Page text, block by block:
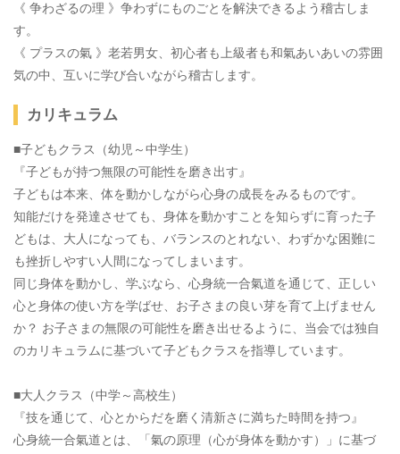
《 争わざるの理 》争わずにものごとを解決できるよう稽古しま
す。
《 プラスの氣 》老若男女、初心者も上級者も和氣あいあいの雰囲
気の中、互いに学び合いながら稽古します。
カリキュラム
■子どもクラス（幼児～中学生）
『子どもが持つ無限の可能性を磨き出す』
子どもは本来、体を動かしながら心身の成長をみるものです。
知能だけを発達させても、身体を動かすことを知らずに育った子
どもは、大人になっても、バランスのとれない、わずかな困難に
も挫折しやすい人間になってしまいます。
同じ身体を動かし、学ぶなら、心身統一合氣道を通じて、正しい
心と身体の使い方を学ばせ、お子さまの良い芽を育て上げません
か？ お子さまの無限の可能性を磨き出せるように、当会では独自
のカリキュラムに基づいて子どもクラスを指導しています。
■大人クラス（中学～高校生）
『技を通じて、心とからだを磨く清新さに満ちた時間を持つ』
心身統一合氣道とは、「氣の原理（心が身体を動かす）」に基づ